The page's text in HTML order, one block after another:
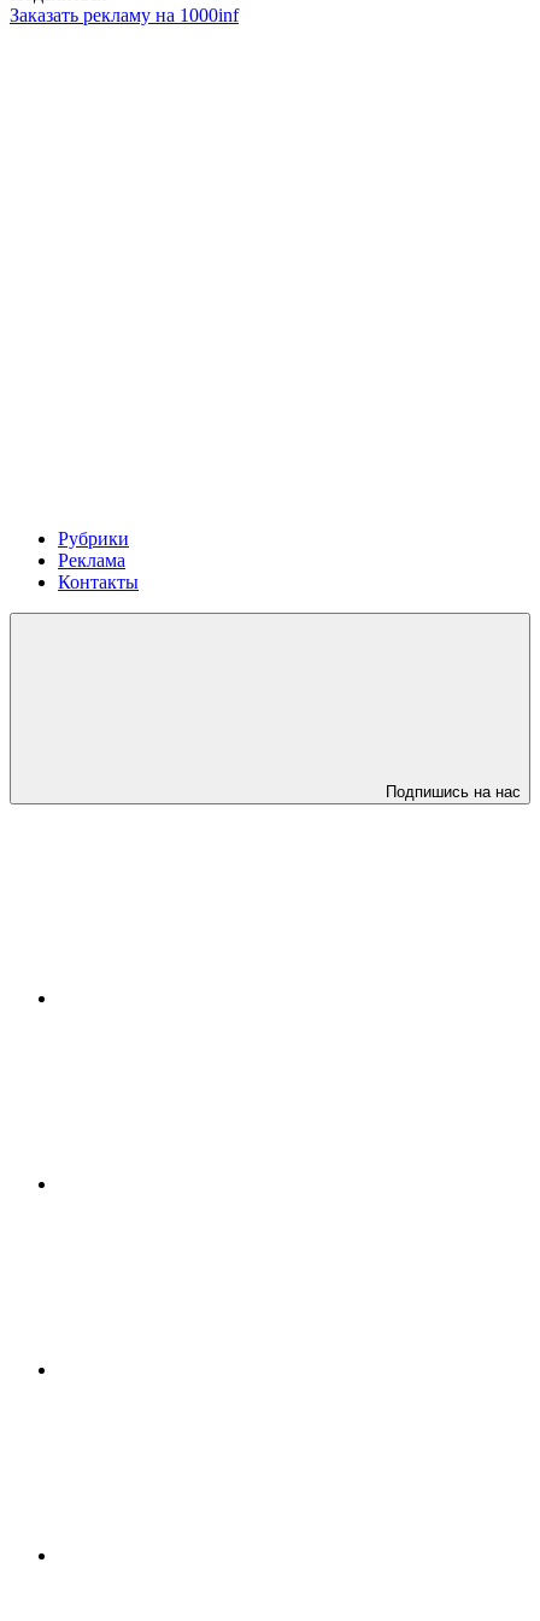
Заказать рекламу на 1000inf
Рубрики
Реклама
Контакты
Подпишись на нас